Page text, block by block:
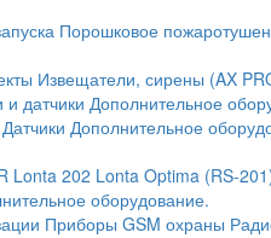
Порошковое
Извещатели, сирены (AX
датчики Дополнительное
Датчики Дополнительное
Lonta 202 Lonta Optima (RS-
оборудование.
Приборы GSM охраны